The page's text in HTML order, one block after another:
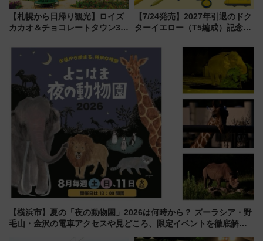
【札幌から日帰り観光】ロイズ
カカオ＆チョコレートタウン3周
詰め放題を開催、ロイズタウン
駅からのアクセスも
【7/24発売】2027年引退のドク
ターイエロー（T5編成）記念グ
送の目覚まし時計など通販・販
売店舗まとめ
【横浜市】夏の「夜の動物園」2026は何時から？ ズーラシア・野
毛山・金沢の電車アクセスや見どころ、限定イベントを徹底解